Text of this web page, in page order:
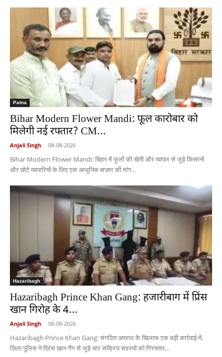
Patna
Bihar Modern Flower Mandi: फूल कारोबार को
मिलेगी नई रफ्तार? CM...
Anjali Singh - 08-08-2026
Bihar Modern Flower Mandi: बिहार में फूलों की खेती और व्यापार से जुड़े किसानों
और छोटे व्यापारियों के लिए एक आधुनिक बाज़ार की मांग...
Hazaribagh
Hazaribagh Prince Khan Gang: हजारीबाग में प्रिंस
खान गिरोह के 4...
Anjali Singh - 08-08-2026
Hazaribagh Prince Khan Gang: संगठित अपराध के खिलाफ एक बड़ी कार्रवाई में,
ज़िला पुलिस ने प्रिंस खान गैंग से जुड़े चार सक्रिय सदस्यों को गिरफ्तार...